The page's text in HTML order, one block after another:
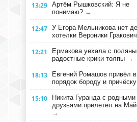
13:29 Артём Рышковский: Я не
понимаю? →
12:47 У Егора Мельникова нет
хотелки Вероники Гракович
12:21
Ермакова уехала с
радостные крики толпы →
18:13
Евгений Ромашов привёл в
порядок бороду и причёску
15:10
Никита Гуранда с родными
друзьями прилетел на
→